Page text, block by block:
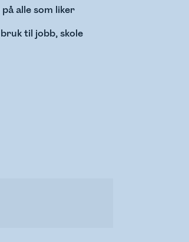
alle som liker
til jobb, skole